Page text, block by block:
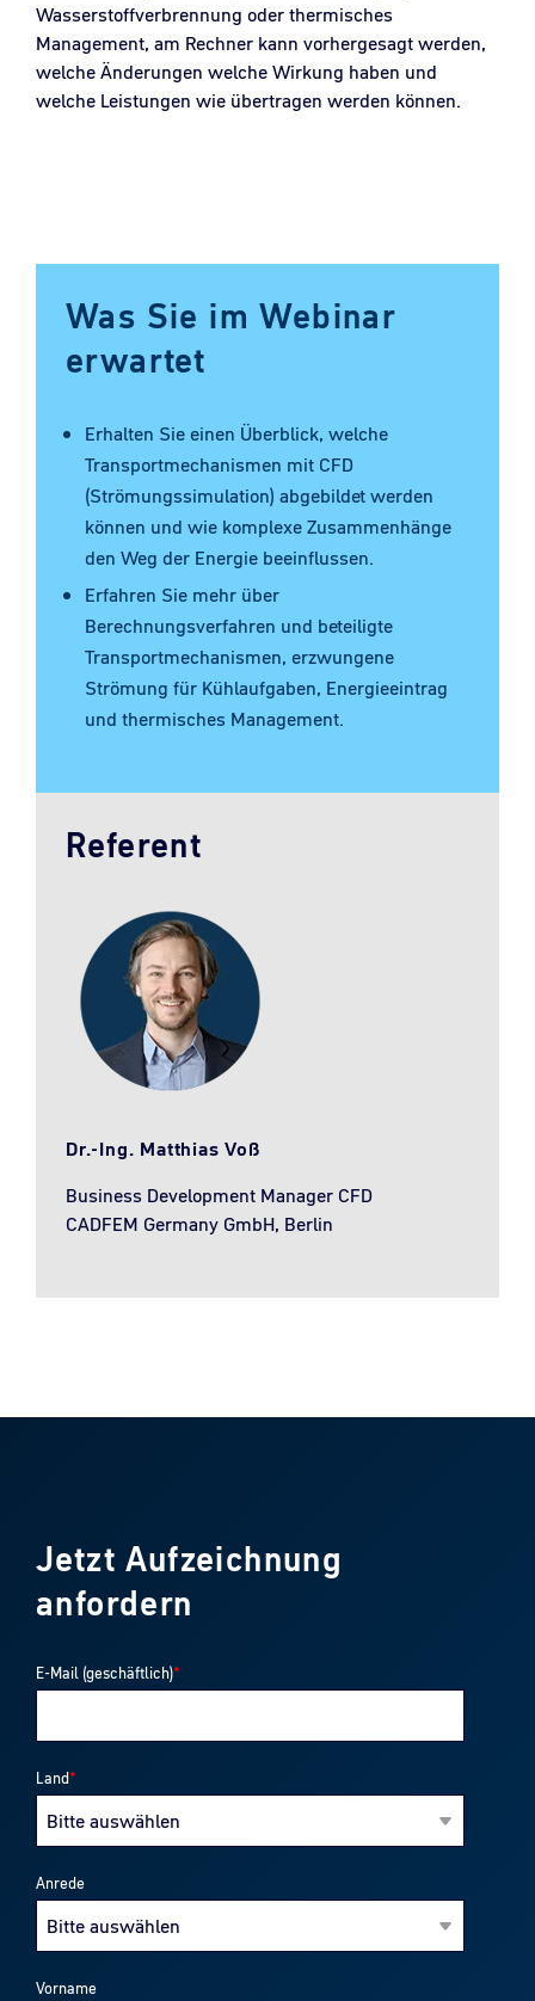
Wasserstoffverbrennung oder thermisches
Management, am Rechner kann vorhergesagt werden,
welche Änderungen welche Wirkung haben und
welche Leistungen wie übertragen werden können.
Was Sie im Webinar
erwartet
Erhalten Sie einen Überblick, welche
Transportmechanismen mit CFD
(Strömungssimulation) abgebildet werden
können und wie komplexe Zusammenhänge
den Weg der Energie beeinflussen.
Erfahren Sie mehr über
Berechnungsverfahren und beteiligte
Transportmechanismen, erzwungene
Strömung für Kühlaufgaben, Energieeintrag
und thermisches Management.
Referent
Dr.-Ing. Matthias Voß
Business Development Manager CFD
CADFEM Germany GmbH, Berlin
Jetzt Aufzeichnung
anfordern
E-Mail (geschäftlich)*
Land*
Anrede
Vorname